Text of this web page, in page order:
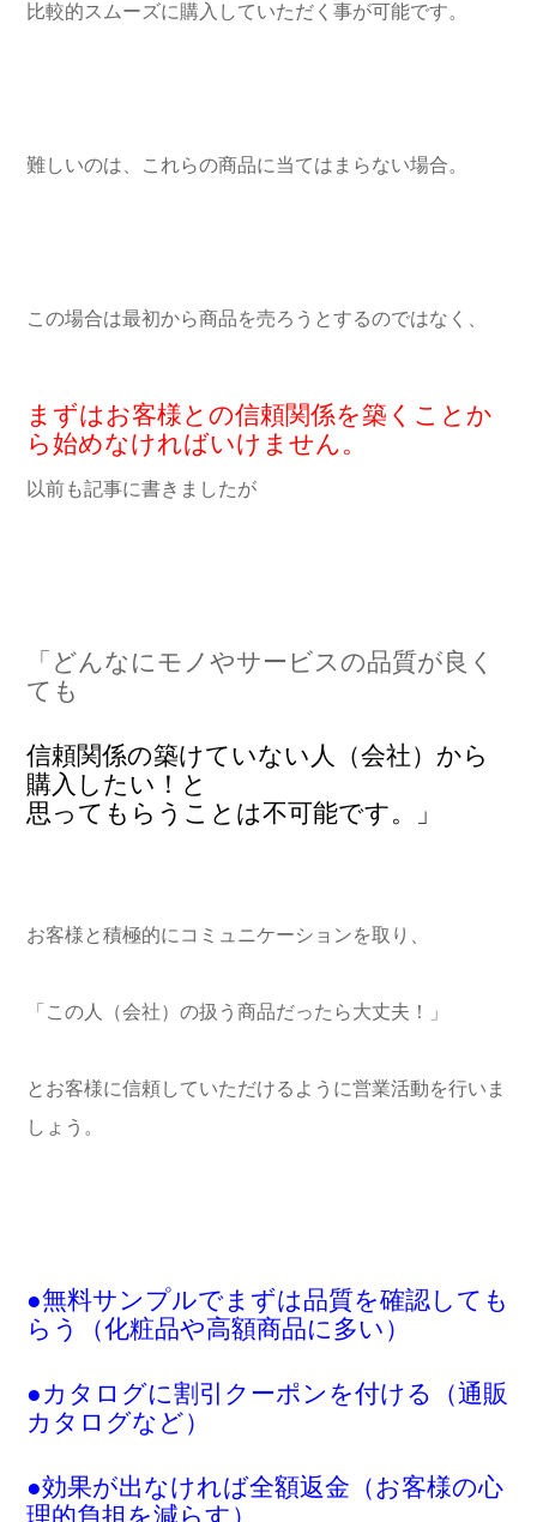
比較的スムーズに購入していただく事が可能です。
難しいのは、これらの商品に当てはまらない場合。
この場合は最初から商品を売ろうとするのではなく、
まずはお客様との信頼関係を築くことか
ら始めなければいけません。
以前も記事に書きましたが
「どんなにモノやサービスの品質が良く
ても
信頼関係の築けていない人（会社）から
購入したい！と
思ってもらうことは不可能です。」
お客様と積極的にコミュニケーションを取り、
「この人（会社）の扱う商品だったら大丈夫！」
とお客様に信頼していただけるように営業活動を行いま
しょう。
●無料サンプルでまずは品質を確認しても
らう（化粧品や高額商品に多い）
●カタログに割引クーポンを付ける（通販
カタログなど）
●効果が出なければ全額返金（お客様の心
理的負担を減らす）